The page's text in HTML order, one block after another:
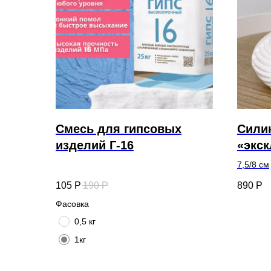
Смесь для гипсовых
изделий Г-16
105 Р 190 Р
Фасовка
0,5 кг
1кг
7,5/8 см
890 Р